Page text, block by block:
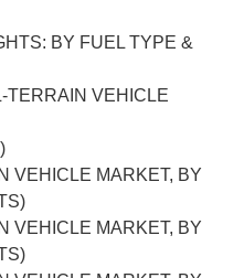
BY FUEL TYPE &
VEHICLE
MARKET, BY
MARKET, BY